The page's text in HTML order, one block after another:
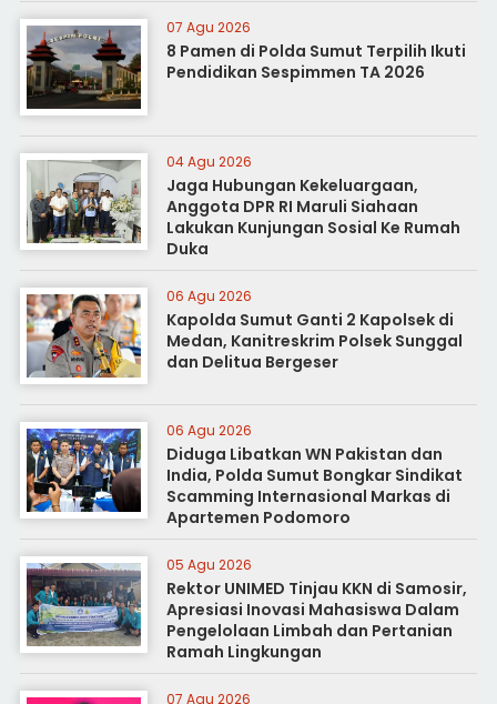
07 Agu 2026
8 Pamen di Polda Sumut Terpilih Ikuti
Pendidikan Sespimmen TA 2026
04 Agu 2026
Jaga Hubungan Kekeluargaan,
Anggota DPR RI Maruli Siahaan
Lakukan Kunjungan Sosial Ke Rumah
Duka
06 Agu 2026
Kapolda Sumut Ganti 2 Kapolsek di
Medan, Kanitreskrim Polsek Sunggal
dan Delitua Bergeser
06 Agu 2026
Diduga Libatkan WN Pakistan dan
India, Polda Sumut Bongkar Sindikat
Scamming Internasional Markas di
Apartemen Podomoro
05 Agu 2026
Rektor UNIMED Tinjau KKN di Samosir,
Apresiasi Inovasi Mahasiswa Dalam
Pengelolaan Limbah dan Pertanian
Ramah Lingkungan
07 Agu 2026